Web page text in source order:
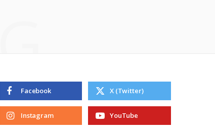
Facebook X (Twitter)
Instagram YouTube